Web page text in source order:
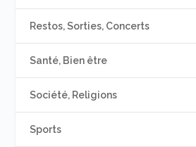
Restos, Sorties, Concerts
Santé, Bien être
Société, Religions
Sports